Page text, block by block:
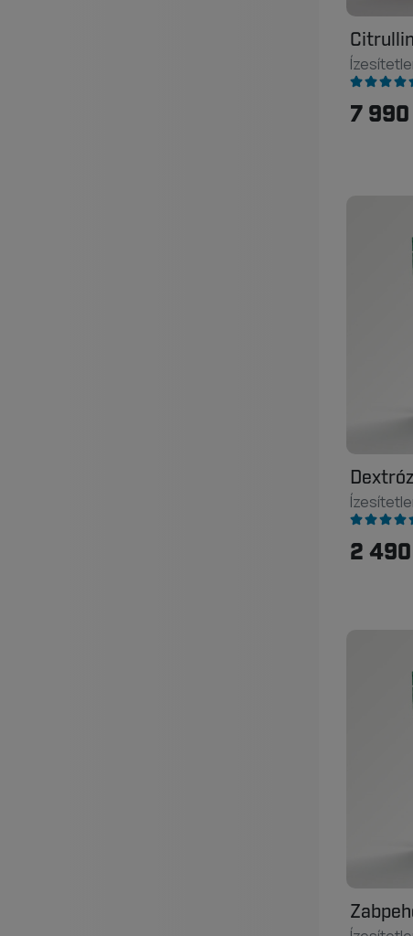
Citrullin
7
Dextróz
2